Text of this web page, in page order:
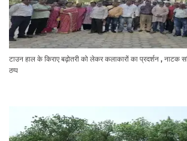
टाउन हाल के किराए बढ़ोतरी को लेकर कलाकारों का प्रदर्शन , नाटक
ठप्प